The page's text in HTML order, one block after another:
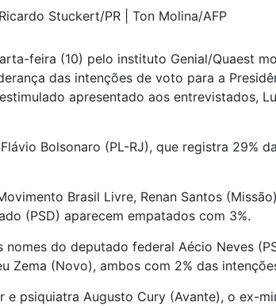
Stuckert/PR | Ton Molina/AFP
feira (10) pelo instituto Genial/Quaest
das intenções de voto para a
apresentado aos entrevistados,
Bolsonaro (PL-RJ), que registra 29%
Brasil Livre, Renan Santos
(PSD) aparecem empatados com 3%.
do deputado federal Aécio Neves
Zema (Novo), ambos com 2% das
e psiquiatra Augusto Cury (Avante), o ex-